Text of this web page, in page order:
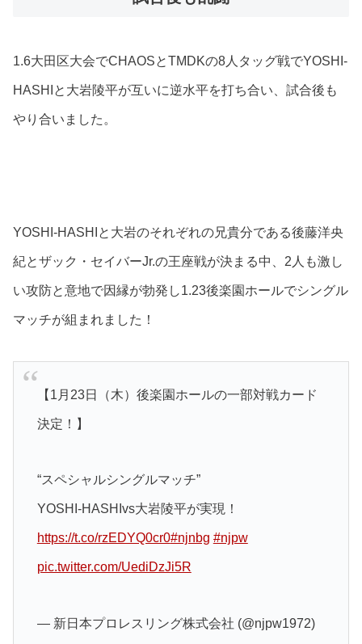
1.6大田区大会でCHAOSとTMDKの8人タッグ戦でYOSHI-
HASHIと大岩陵平が互いに逆水平を打ち合い、試合後も
やり合いました。
YOSHI-HASHIと大岩のそれぞれの兄貴分である後藤洋央
紀とザック・セイバーJr.の王座戦が決まる中、2人も激し
い攻防と意地で因縁が勃発し1.23後楽園ホールでシングル
マッチが組まれました！
【1月23日（木）後楽園ホールの一部対戦カード
決定！】
“スペシャルシングルマッチ”
YOSHI-HASHIvs大岩陵平が実現！
https://t.co/rzEDYQ0cr0#njnbg #njpw
pic.twitter.com/UediDzJi5R
— 新日本プロレスリング株式会社 (@njpw1972)